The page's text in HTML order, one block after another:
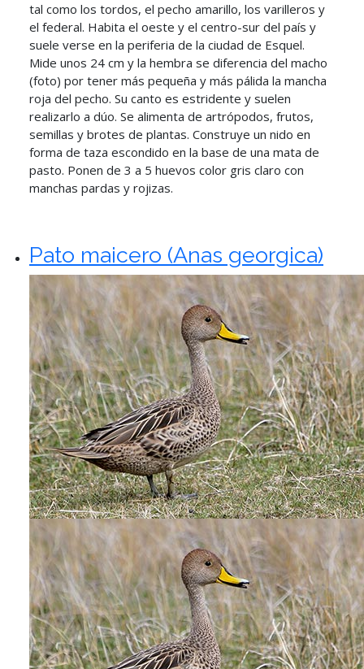
tal como los tordos, el pecho amarillo, los varilleros y
el federal. Habita el oeste y el centro-sur del país y
suele verse en la periferia de la ciudad de Esquel.
Mide unos 24 cm y la hembra se diferencia del macho
(foto) por tener más pequeña y más pálida la mancha
roja del pecho. Su canto es estridente y suelen
realizarlo a dúo. Se alimenta de artrópodos, frutos,
semillas y brotes de plantas. Construye un nido en
forma de taza escondido en la base de una mata de
pasto. Ponen de 3 a 5 huevos color gris claro con
manchas pardas y rojizas.
Pato maicero (Anas georgica)